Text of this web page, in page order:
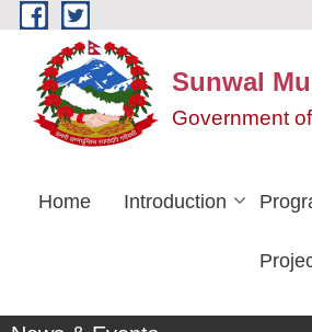
Skip to main content
Sunwal
Government
Home Introduction